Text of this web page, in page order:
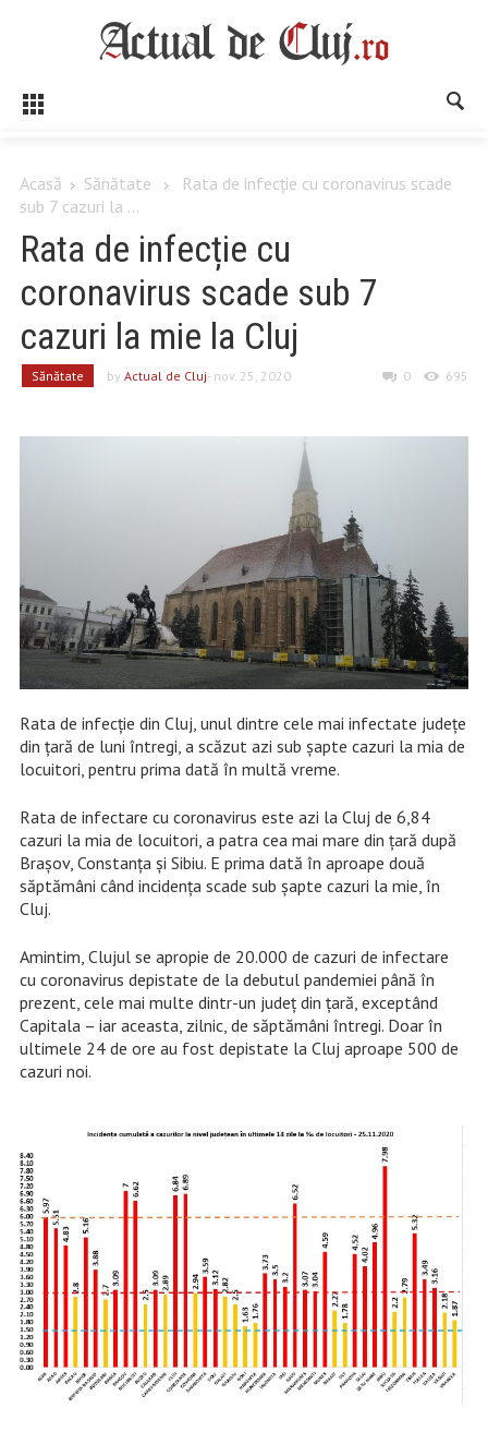
Acasă Sănătate
Rata de infecție cu coronavirus scade
sub 7 cazuri la ...
Rata de infecție cu
coronavirus scade sub 7
cazuri la mie la Cluj
Sănătate by Actual de Cluj- nov. 25, 2020 0 695
Rata de infecție din Cluj, unul dintre cele mai infectate județe
din țară de luni întregi, a scăzut azi sub șapte cazuri la mia de
locuitori, pentru prima dată în multă vreme.
Rata de infectare cu coronavirus este azi la Cluj de 6,84
cazuri la mia de locuitori, a patra cea mai mare din țară după
Brașov, Constanța și Sibiu. E prima dată în aproape două
săptămâni când incidența scade sub șapte cazuri la mie, în
Cluj.
Amintim, Clujul se apropie de 20.000 de cazuri de infectare
cu coronavirus depistate de la debutul pandemiei până în
prezent, cele mai multe dintr-un județ din țară, exceptând
Capitala – iar aceasta, zilnic, de săptămâni întregi. Doar în
ultimele 24 de ore au fost depistate la Cluj aproape 500 de
cazuri noi.